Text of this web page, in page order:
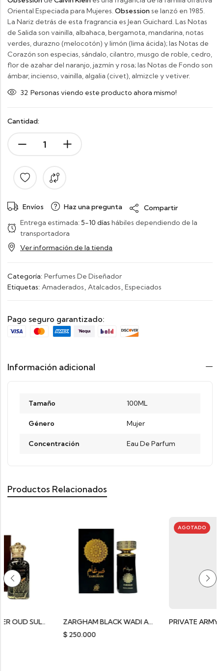
Oriental Especiada para Mujeres. Obsessionse lanzó en 1985.
La Nariz detrás de esta fragrancia es Jean Guichard. Las Notas
de Salida son vainilla, albahaca, bergamota, mandarina, notas
verdes, durazno (melocotón) y limón (lima ácida); las Notas de
Corazón son especias, sándalo, cilantro, musgo de roble, cedro,
flor de azahar del naranjo, jazmín y rosa; las Notas de Fondo son
ámbar, incienso, vainilla, algalia (civet), almizcle y vetiver.
32 Personas viendo este producto ahora mismo!
Cantidad:
Envíos Haz una pregunta
Compartir
Entrega estimada: 5-10 días hábiles dependiendo de la
transportadora
Ver información de la tienda
Categoría: Perfumes De Diseñador
Etiquetas: Amaderados, Atalcados, Especiados
Pago seguro garantizado:
Información adicional
Tamaño 100ML
Género Mujer
Concentración Eau De Parfum
Productos Relacionados
FARAON AMBER OUD SULTAN ZARGHAM BLACK WADI AL KHALEEJ
250.000
AGOTADO